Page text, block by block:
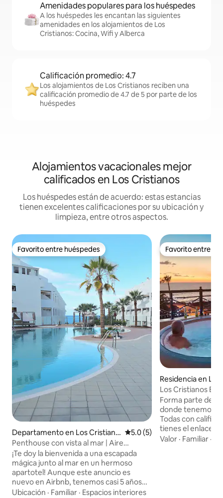
Amenidades populares para los huéspedes
A los huéspedes les encantan las siguientes
amenidades en los alojamientos de Los
Cristianos: Cocina, Wifi y Alberca
Calificación promedio: 4.7
Los alojamientos de Los Cristianos reciben una
calificación promedio de 4.7 de 5 por parte de los
huéspedes
Alojamientos vacacionales mejor
calificados en Los Cristianos
Los huéspedes están de acuerdo: estas estancias
tienen excelentes calificaciones por su ubicación y
limpieza, entre otros aspectos.
Favorito entre huéspedes
Favorito entre huéspedes
Departamento en Los Cristiano
s
Calificación promedio: 5.0
5.0 (5)
Penthouse con vista al mar | Aire
acondicionado | Alberca climatizada
¡Te doy la bienvenida a una escapada
mágica junto al mar en un hermoso
apartotel! Aunque este anuncio es
nuevo en Airbnb, tenemos casi 5 años
de experiencia ofreciendo estancias
Ubicación · Familiar · Espacios interiores
Favorito entre
Favorito entre
Residencia en
Los Cristianos
Retreat
Forma parte de
donde tenemos
Todas con
tienes el enlace:
http://
Valor · Familiar ·